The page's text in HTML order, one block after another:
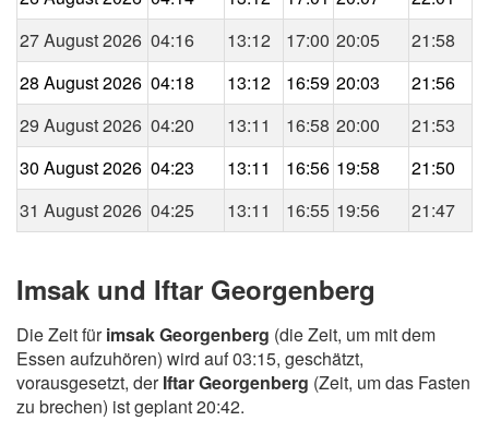
27 August 2026 04:16 13:12 17:00 20:05
21:58
28 August 2026 04:18 13:12 16:59 20:03
21:56
29 August 2026 04:20 13:11 16:58 20:00
21:53
30 August 2026 04:23 13:11 16:56 19:58
21:50
31 August 2026 04:25 13:11 16:55 19:56 21:47
Imsak und Iftar Georgenberg
Die Zeit fürimsak Georgenberg (die Zeit, um mit dem
Essen aufzuhören) wird auf 03:15, geschätzt,
vorausgesetzt, derIftar Georgenberg (Zeit, um das Fasten
zu brechen) ist geplant 20:42.